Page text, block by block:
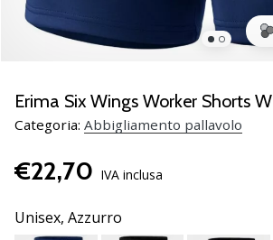
ambassador
Weplayvolleyball
un
fanatico
della
come
Unisciti
Erima Six Wings Worker Shorts W
Categoria: Abbigliamento pallavolo
€22,70 IVA inclusa
Unisex, Azzurro